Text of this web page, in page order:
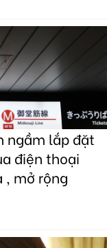
ngầm lắp đặt
điện thoại
mở rộng